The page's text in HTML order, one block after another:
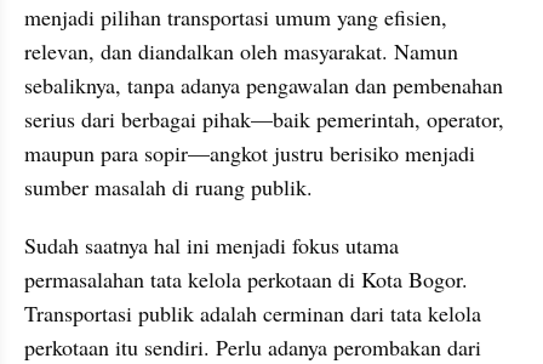
menjadi pilihan transportasi umum yang efisien,
relevan, dan diandalkan oleh masyarakat. Namun
sebaliknya, tanpa adanya pengawalan dan pembenahan
serius dari berbagai pihak—baik pemerintah, operator,
maupun para sopir—angkot justru berisiko menjadi
sumber masalah di ruang publik.
Sudah saatnya hal ini menjadi fokus utama
permasalahan tata kelola perkotaan di Kota Bogor.
Transportasi publik adalah cerminan dari tata kelola
perkotaan itu sendiri. Perlu adanya perombakan dari